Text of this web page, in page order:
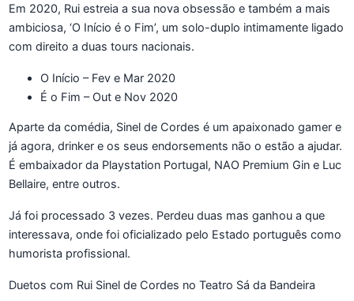
Em 2020, Rui estreia a sua nova obsessão e também a mais
ambiciosa, ‘O Início é o Fim’, um solo-duplo intimamente ligado
com direito a duas tours nacionais.
O Início – Fev e Mar 2020
É o Fim – Out e Nov 2020
Aparte da comédia, Sinel de Cordes é um apaixonado gamer e
já agora, drinker e os seus endorsements não o estão a ajudar.
É embaixador da Playstation Portugal, NAO Premium Gin e Luc
Bellaire, entre outros.
Já foi processado 3 vezes. Perdeu duas mas ganhou a que
interessava, onde foi oficializado pelo Estado português como
humorista profissional.
Duetos com Rui Sinel de Cordes no Teatro Sá da Bandeira